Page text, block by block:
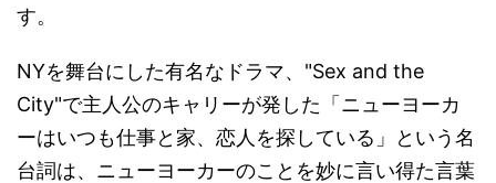
す。
NYを舞台にした有名なドラマ、"Sex and the
City"で主人公のキャリーが発した「ニューヨーカ
ーはいつも仕事と家、恋人を探している」という名
台詞は、ニューヨーカーのことを妙に言い得た言葉